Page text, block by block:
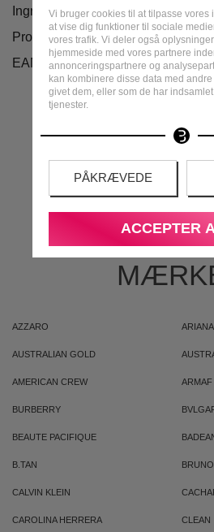
Vi bruger cookies til at tilpasse vores
at vise dig funktioner til sociale
vores trafik. Vi deler også
hjemmeside med vores partnere
annonceringspartnere og
kan kombinere disse data med
givet dem, eller som de har
tjenester.
PÅKRÆVEDE
ACCEPTER
Ingredienser
Producent information
EAN
MEST
AZZARO
AUSTRALIAN GOLD
AMERICAN CREW ARMAF
BURBERRY
BEAUTE PACIFIQUE
B.TAN
CALVIN KLEIN
CAROLINA HERRERA CLEAN